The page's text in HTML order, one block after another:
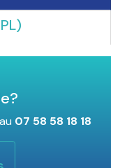
07 58 58 18 18